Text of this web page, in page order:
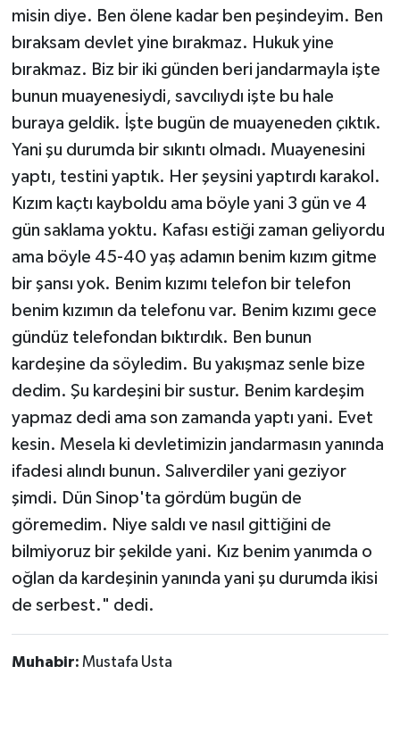
misin diye. Ben ölene kadar ben peşindeyim. Ben
bıraksam devlet yine bırakmaz. Hukuk yine
bırakmaz. Biz bir iki günden beri jandarmayla işte
bunun muayenesiydi, savcılıydı işte bu hale
buraya geldik. İşte bugün de muayeneden çıktık.
Yani şu durumda bir sıkıntı olmadı. Muayenesini
yaptı, testini yaptık. Her şeysini yaptırdı karakol.
Kızım kaçtı kayboldu ama böyle yani 3 gün ve 4
gün saklama yoktu. Kafası estiği zaman geliyordu
ama böyle 45-40 yaş adamın benim kızım gitme
bir şansı yok. Benim kızımı telefon bir telefon
benim kızımın da telefonu var. Benim kızımı gece
gündüz telefondan bıktırdık. Ben bunun
kardeşine da söyledim. Bu yakışmaz senle bize
dedim. Şu kardeşini bir sustur. Benim kardeşim
yapmaz dedi ama son zamanda yaptı yani. Evet
kesin. Mesela ki devletimizin jandarmasın yanında
ifadesi alındı bunun. Salıverdiler yani geziyor
şimdi. Dün Sinop'ta gördüm bugün de
göremedim. Niye saldı ve nasıl gittiğini de
bilmiyoruz bir şekilde yani. Kız benim yanımda o
oğlan da kardeşinin yanında yani şu durumda ikisi
de serbest." dedi.
Muhabir: Mustafa Usta